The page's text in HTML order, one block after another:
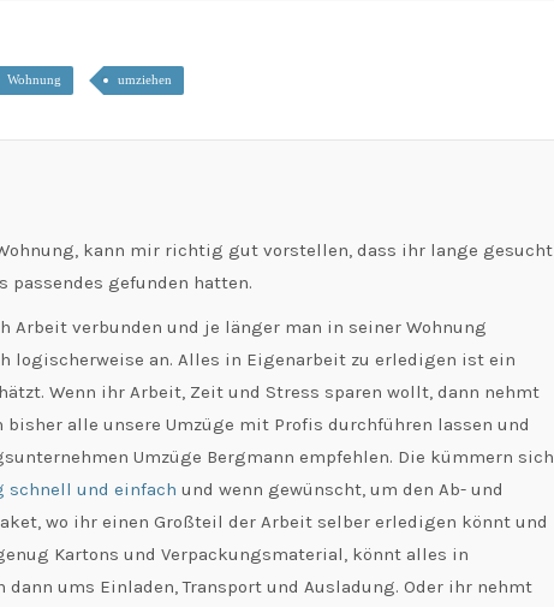
Wohnung umziehen
kann mir richtig gut vorstellen, dass ihr lange gesucht
passendes gefunden hatten.
verbunden und je länger man in seiner Wohnung
logischerweise an. Alles in Eigenarbeit zu erledigen ist ein
Wenn ihr Arbeit, Zeit und Stress sparen wollt, dann nehmt
alle unsere Umzüge mit Profis durchführen lassen und
Umzüge Bergmann empfehlen. Die kümmern sich
schnell und einfach und wenn gewünscht, um den Ab- und
wo ihr einen Großteil der Arbeit selber erledigen könnt und
Kartons und Verpackungsmaterial, könnt alles in
ums Einladen, Transport und Ausladung. Oder ihr nehmt